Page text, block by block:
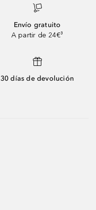
Envío gratuito
A partir de 24€³
30 días de devolución